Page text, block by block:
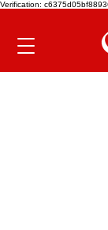
Verification: